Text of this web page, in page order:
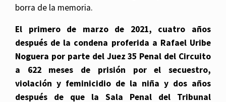
borra de la memoria.
El primero de marzo de 2021, cuatro años
después de la condena proferida a Rafael Uribe
Noguera por parte del Juez 35 Penal del Circuito
a 622 meses de prisión por el secuestro,
violación y feminicidio de la niña y dos años
después de que la Sala Penal del Tribunal